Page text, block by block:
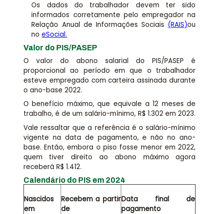
Os dados do trabalhador devem ter sido
informados corretamente pelo empregador na
Relação Anual de Informações Sociais (RAIS)ou
noeSocial.
Valor do PIS/PASEP
O valor do abono salarial do PIS/PASEP é
proporcional ao período em que o trabalhador
esteve empregado com carteira assinada durante
o ano-base 2022.
O benefício máximo, que equivale a 12 meses de
trabalho, é de um salário-mínimo, R$ 1.302 em 2023.
Vale ressaltar que a referência é o salário-mínimo
vigente na data de pagamento, e não no ano-
base. Então, embora o piso fosse menor em 2022,
quem tiver direito ao abono máximo agora
receberá R$ 1.412.
Calendário do PIS em 2024
Nascidos
em
Recebem a partir
de
Data final de
pagamento